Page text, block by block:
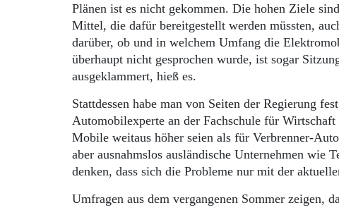
Plänen ist es nicht gekommen. Die hohen Ziele
Mittel, die dafür bereitgestellt werden müssten,
darüber, ob und in welchem Umfang die
überhaupt nicht gesprochen wurde, ist sogar
ausgeklammert, hieß es.
Stattdessen habe man von Seiten der Regierung
Automobilexperte an der Fachschule für
Mobile weitaus höher seien als für Verbrenner-
aber ausnahmslos ausländische Unternehmen wie
denken, dass sich die Probleme nur mit der
Umfragen aus dem vergangenen Sommer zeigen,